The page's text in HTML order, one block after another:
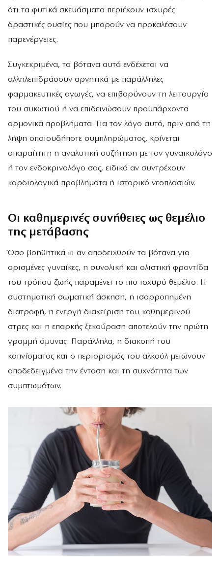
ότι τα φυτικά σκευάσματα περιέχουν ισχυρές
δραστικές ουσίες που μπορούν να προκαλέσουν
παρενέργειες.
Συγκεκριμένα, τα βότανα αυτά ενδέχεται να
αλληλεπιδράσουν αρνητικά με παράλληλες
φαρμακευτικές αγωγές, να επιβαρύνουν τη λειτουργία
του συκωτιού ή να επιδεινώσουν προϋπάρχοντα
ορμονικά προβλήματα. Για τον λόγο αυτό, πριν από τη
λήψη οποιουδήποτε συμπληρώματος, κρίνεται
απαραίτητη η αναλυτική συζήτηση με τον γυναικολόγο
ή τον ενδοκρινολόγο σας, ειδικά αν συντρέχουν
καρδιολογικά προβλήματα ή ιστορικό νεοπλασιών.
Οι καθημερινές συνήθειες ως θεμέλιο
της μετάβασης
Όσο βοηθητικά κι αν αποδειχθούν τα βότανα για
ορισμένες γυναίκες, η συνολική και ολιστική φροντίδα
του τρόπου ζωής παραμένει το πιο ισχυρό θεμέλιο. Η
συστηματική σωματική άσκηση, η ισορροπημένη
διατροφή, η ενεργή διαχείριση του καθημερινού
στρες και η επαρκής ξεκούραση αποτελούν την πρώτη
γραμμή άμυνας. Παράλληλα, η διακοπή του
καπνίσματος και ο περιορισμός του αλκοόλ μειώνουν
αποδεδειγμένα την ένταση και τη συχνότητα των
συμπτωμάτων.